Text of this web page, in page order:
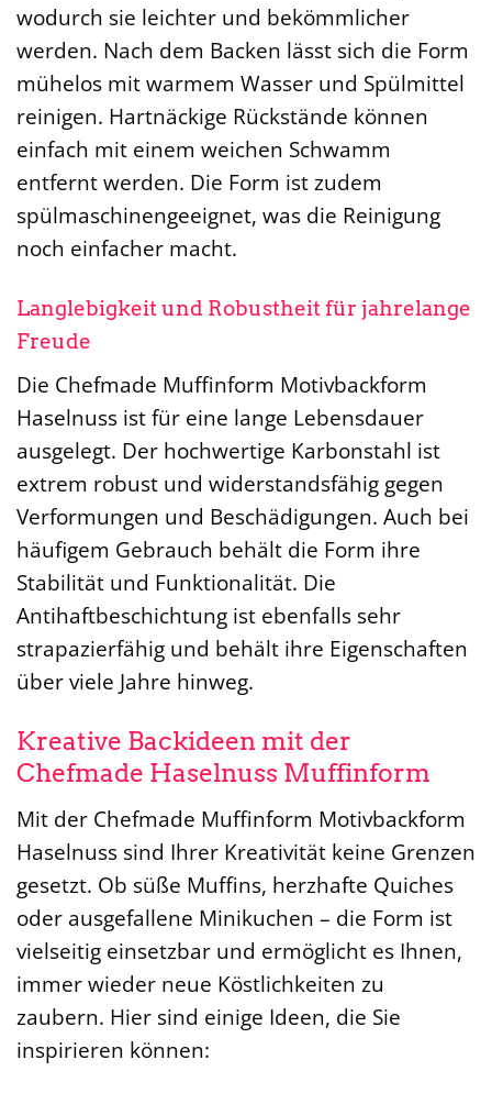
wodurch sie leichter und bekömmlicher
werden. Nach dem Backen lässt sich die Form
mühelos mit warmem Wasser und Spülmittel
reinigen. Hartnäckige Rückstände können
einfach mit einem weichen Schwamm
entfernt werden. Die Form ist zudem
spülmaschinengeeignet, was die Reinigung
noch einfacher macht.
Langlebigkeit und Robustheit für jahrelange
Freude
Die Chefmade Muffinform Motivbackform
Haselnuss ist für eine lange Lebensdauer
ausgelegt. Der hochwertige Karbonstahl ist
extrem robust und widerstandsfähig gegen
Verformungen und Beschädigungen. Auch bei
häufigem Gebrauch behält die Form ihre
Stabilität und Funktionalität. Die
Antihaftbeschichtung ist ebenfalls sehr
strapazierfähig und behält ihre Eigenschaften
über viele Jahre hinweg.
Kreative Backideen mit der
Chefmade Haselnuss Muffinform
Mit der Chefmade Muffinform Motivbackform
Haselnuss sind Ihrer Kreativität keine Grenzen
gesetzt. Ob süße Muffins, herzhafte Quiches
oder ausgefallene Minikuchen – die Form ist
vielseitig einsetzbar und ermöglicht es Ihnen,
immer wieder neue Köstlichkeiten zu
zaubern. Hier sind einige Ideen, die Sie
inspirieren können: